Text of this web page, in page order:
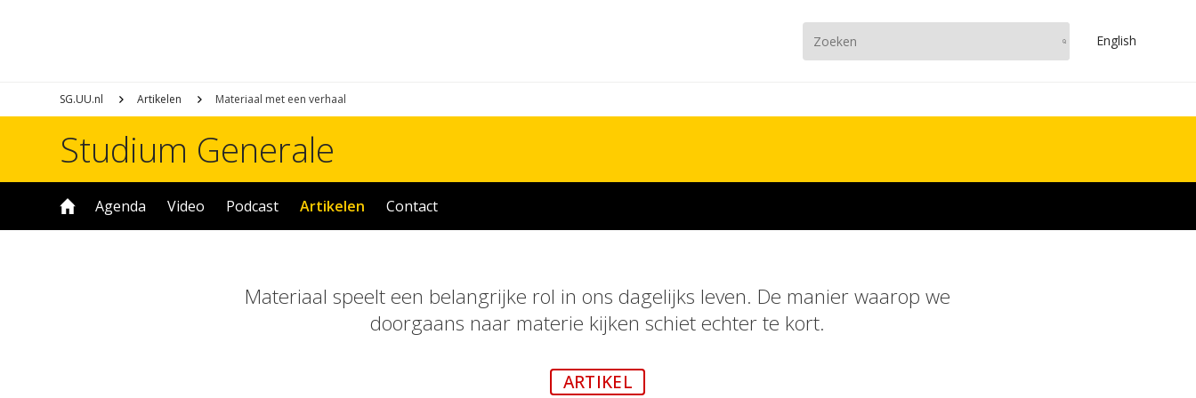
English
SG.UU.nl Artikelen Materiaal met een verhaal
Studium Generale
Agenda Video Podcast Artikelen Contact
Materiaal speelt een belangrijke rol in ons dagelijks leven. De manier waarop we
doorgaans naar materie kijken schiet echter te kort.
ARTIKEL